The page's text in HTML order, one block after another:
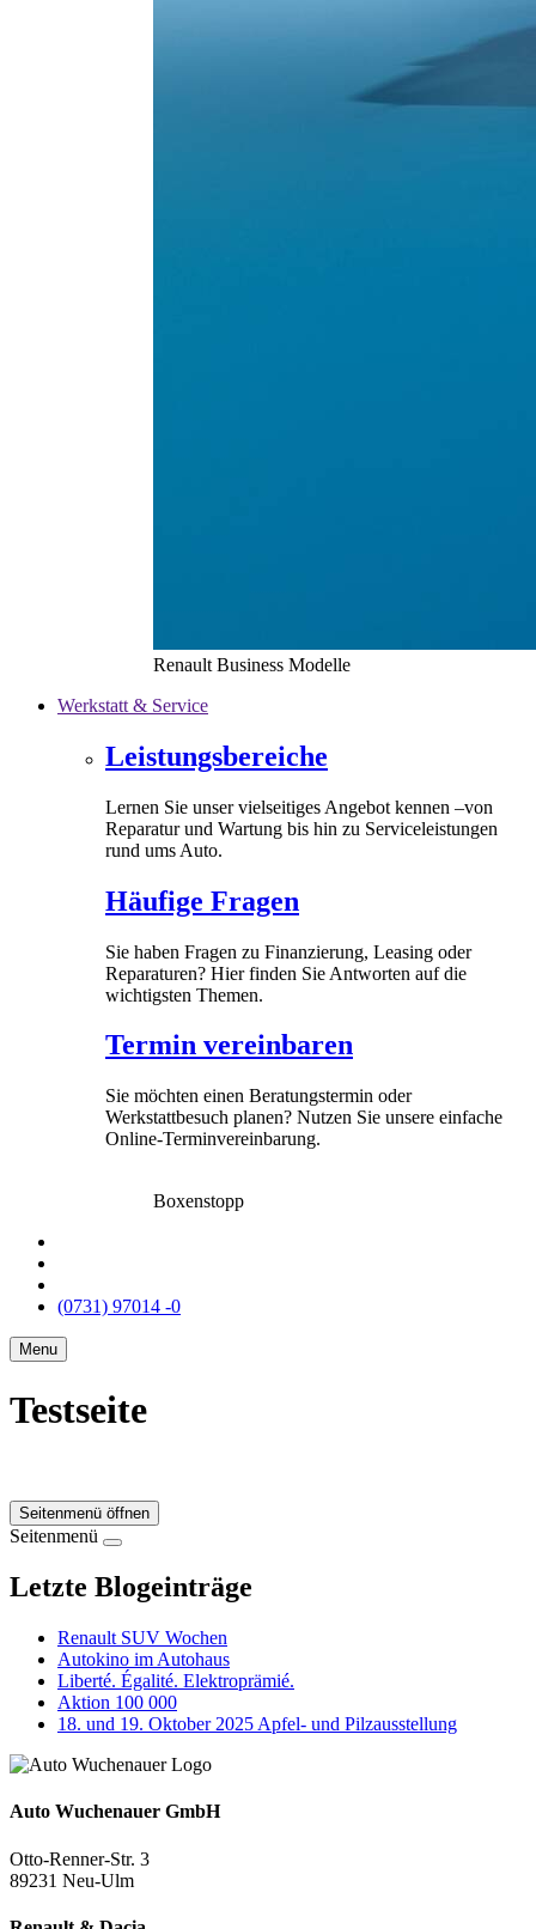
Renault Business Modelle
Werkstatt & Service
Leistungsbereiche
Lernen Sie unser vielseitiges Angebot kennen –von
Reparatur und Wartung bis hin zu Serviceleistungen
rund ums Auto.
Häufige Fragen
Sie haben Fragen zu Finanzierung, Leasing oder
Reparaturen? Hier finden Sie Antworten auf die
wichtigsten Themen.
Termin vereinbaren
Sie möchten einen Beratungstermin oder
Werkstattbesuch planen? Nutzen Sie unsere einfache
Online-Terminvereinbarung.
Boxenstopp
(0731) 97014 -0
Menu
Testseite
Seitenmenü öffnen
Seitenmenü
Letzte Blogeinträge
Renault SUV Wochen
Autokino im Autohaus
Liberté. Égalité. Elektroprämié.
Aktion 100 000
18. und 19. Oktober 2025 Apfel- und Pilzausstellung
Auto Wuchenauer GmbH
Otto-Renner-Str. 3
89231 Neu-Ulm